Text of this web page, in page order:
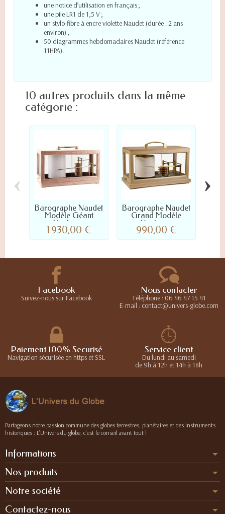
une notice d’utilisation en français ;
une pile LR1 de 1,5 V ;
un stylo-fibre à encre violette Naudet (durée : 2 ans
environ) ;
50 diagrammes hebdomadaires Naudet (référence
11HPA).
10 autres produits dans la même
catégorie :
Barographe Naudet
Modèle Géant
Couleur...
1 930,00 €
Barographe Naudet
Grand Modèle
Couleur...
990,00 €
‹ ›
Facebook
Suivez-nous sur Facebook
Nous contacter
Téléphone : 06 46 47 15 41
E-mail : contact@univers-globe.com
Paiement 100% Securisé
Navigation sécurisée en https et SSL
Service client
Du lundi au samedi
de 9h à 12h et 14h à 18h
Partageons notre passion commune des globes terrestres, planétaires et des instruments
historiques : L’Univers du globe, c’est le conseil avant tout !
Informations
Nos produits
Notre société
Contactez-nous